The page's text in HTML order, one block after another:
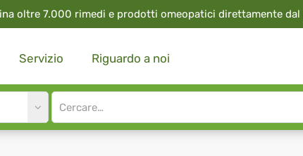
oltre 7.000 rimedi e prodotti omeopatici direttamente dal
Servizio Riguardo a noi
Site
search